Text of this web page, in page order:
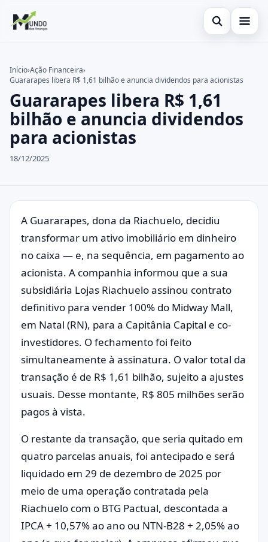
Abrir busca
Economia
Finanças
Buscar no site
Buscar por:
Pressione Enter para buscar ou ESC para fechar.
Início›Ação Financeira›
Guararapes libera R$ 1,61 bilhão e anuncia dividendos para acionistas
Guararapes libera R$ 1,61
bilhão e anuncia dividendos
para acionistas
18/12/2025
A Guararapes, dona da Riachuelo, decidiu
transformar um ativo imobiliário em dinheiro
no caixa — e, na sequência, em pagamento ao
acionista. A companhia informou que a sua
subsidiária Lojas Riachuelo assinou contrato
definitivo para vender 100% do Midway Mall,
em Natal (RN), para a Capitânia Capital e co-
investidores. O fechamento foi feito
simultaneamente à assinatura. O valor total da
transação é de R$ 1,61 bilhão, sujeito a ajustes
usuais. Desse montante, R$ 805 milhões serão
pagos à vista.
O restante da transação, que seria quitado em
quatro parcelas anuais, foi antecipado e será
liquidado em 29 de dezembro de 2025 por
meio de uma operação contratada pela
Riachuelo com o BTG Pactual, descontada a
IPCA + 10,57% ao ano ou NTN-B28 + 2,05% ao